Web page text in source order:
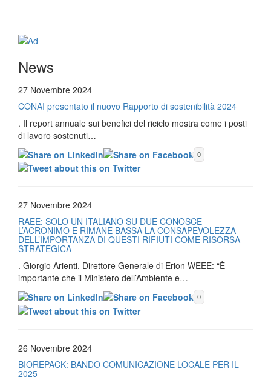
News
27 Novembre 2024
CONAI presentato il nuovo Rapporto di sostenibilità 2024
. Il report annuale sui benefici del riciclo mostra come i posti
di lavoro sostenuti…
0
27 Novembre 2024
RAEE: SOLO UN ITALIANO SU DUE CONOSCE
L’ACRONIMO E RIMANE BASSA LA CONSAPEVOLEZZA
DELL’IMPORTANZA DI QUESTI RIFIUTI COME RISORSA
STRATEGICA
. Giorgio Arienti, Direttore Generale di Erion WEEE: “È
importante che il Ministero dell’Ambiente e…
0
26 Novembre 2024
BIOREPACK: BANDO COMUNICAZIONE LOCALE PER IL
2025